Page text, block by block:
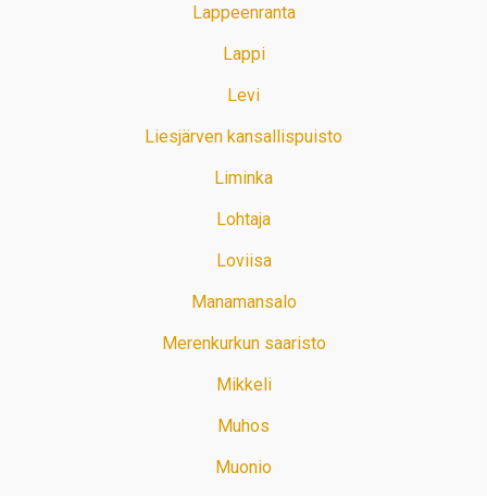
Lappeenranta
Lappi
Levi
Liesjärven kansallispuisto
Liminka
Lohtaja
Loviisa
Manamansalo
Merenkurkun saaristo
Mikkeli
Muhos
Muonio